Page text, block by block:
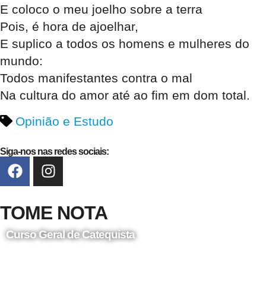
E coloco o meu joelho sobre a terra
Pois, é hora de ajoelhar,
E suplico a todos os homens e mulheres do
mundo:
Todos manifestantes contra o mal
Na cultura do amor até ao fim em dom total.
Opinião e Estudo
Siga-nos nas redes sociais:
TOME NOTA
Curso Geral de Catequista